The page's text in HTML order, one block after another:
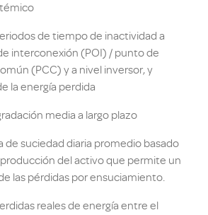
de tiempo de inactividad a
interconexión (POI) / punto de
(PCC) y a nivel inversor, y
la energía perdida
media a largo plazo
de suciedad diaria promedio basado
del activo que permite un
las pérdidas por ensuciamiento.
reales de energía entre el